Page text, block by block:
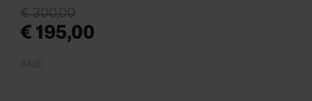
€ 195,00
€ 300,00